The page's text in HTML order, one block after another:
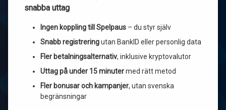
snabba uttag
Ingen koppling till Spelpaus – du styr själv
Snabb registreringutan BankID eller personlig data
Fler betalningsalternativ, inklusive kryptovalutor
Uttag på under 15 minutermed rätt metod
Fler bonusar och kampanjer, utan svenska
begränsningar